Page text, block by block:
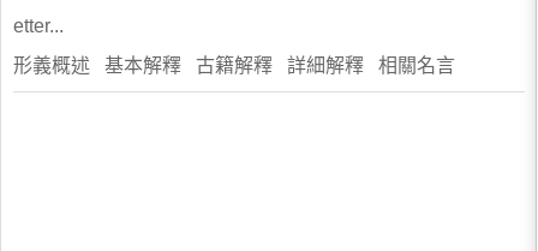
etter...
形義概述 基本解釋 古籍解釋 詳細解釋 相關名言